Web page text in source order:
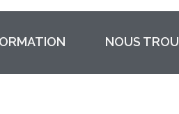
NOUS